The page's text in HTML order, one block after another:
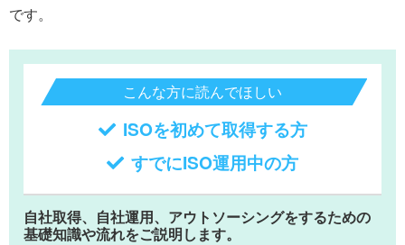
です。
こんな方に読んでほしい
ISOを初めて取得する方
すでにISO運用中の方
自社取得、自社運用、アウトソーシングをするための
基礎知識や流れをご説明します。